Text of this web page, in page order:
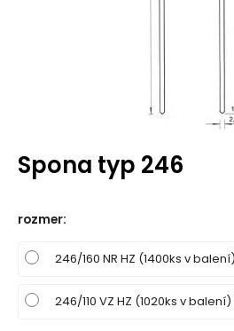
Spona typ 246
rozmer:
246/160 NR HZ (1400ks v balení)
246/110 VZ HZ (1020ks v balení)